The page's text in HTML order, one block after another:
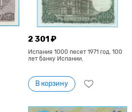
2 301 ₽
Испания 1000 песет 1971 год. 100
лет банку Испании.
В корзину